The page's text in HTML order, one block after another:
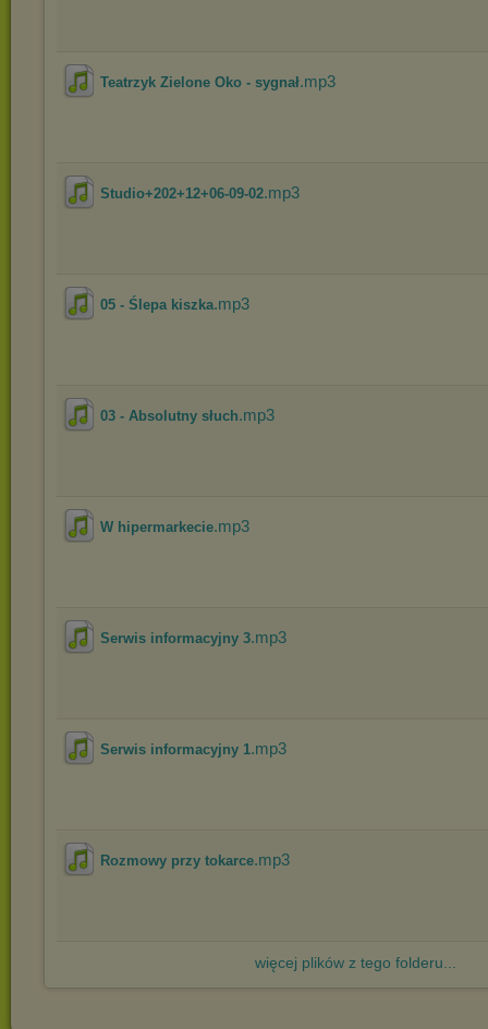
Teatrzyk Zielone Oko - sygnał.mp3
Studio+202+12+06-09-02.mp3
05 - Ślepa kiszka.mp3
03 - Absolutny słuch.mp3
W hipermarkecie.mp3
Serwis informacyjny 3.mp3
Serwis informacyjny 1.mp3
Rozmowy przy tokarce.mp3
więcej plików z tego folderu...